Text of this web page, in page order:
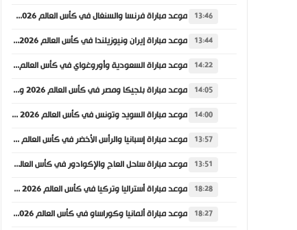
13:46 موعد مباراة فرنسا والسنغال في كأس العالم 2026 والقنوات الناقلة
13:44 موعد مباراة إيران ونيوزيلندا في كأس العالم 2026 والقنوات الناقلة
14:22 موعد مباراة السعودية وأوروغواي في كأس العالم 2026 والقنوات الناقلة
14:05 موعد مباراة بلجيكا ومصر في كأس العالم 2026 والقنوات الناقلة
14:00 موعد مباراة السويد وتونس في كأس العالم 2026 والقنوات الناقلة
13:57 موعد مباراة إسبانيا والرأس الأخضر في كأس العالم 2026 والقنوات الناقلة
13:51 موعد مباراة ساحل العاج والإكوادور في كأس العالم 2026 والقنوات الناقلة
18:28 موعد مباراة أستراليا وتركيا في كأس العالم 2026 والقنوات الناقلة
18:27 موعد مباراة ألمانيا وكوراساو في كأس العالم 2026 والقنوات الناقلة